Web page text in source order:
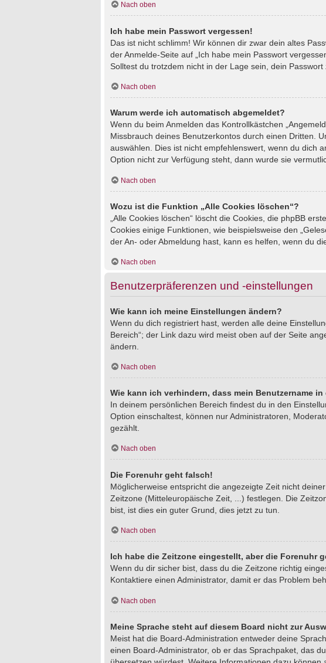
Nach oben
Ich habe mein Passwort vergessen!
Das ist nicht schlimm! Wir können dir zwar dein altes
der Anmelde-Seite auf „Ich habe mein Passwort
Solltest du trotzdem nicht in der Lage sein, dein
Nach oben
Warum werde ich automatisch abgemeldet?
Wenn du beim Anmelden das Kontrollkästchen
Missbrauch deines Benutzerkontos durch einen Dritten.
auswählen. Dies ist nicht empfehlenswert, wenn du dich
Option nicht zur Verfügung steht, dann wurde sie
Nach oben
Wozu ist die Funktion „Alle Cookies löschen“?
„Alle Cookies löschen“ löscht die Cookies, die phpBB
Cookies einige Funktionen, wie beispielsweise den
der An- oder Abmeldung hast, kann es helfen, wenn du
Nach oben
Benutzerpräferenzen und -einstellungen
Wie kann ich meine Einstellungen ändern?
Wenn du dich registriert hast, werden alle deine
Bereich“; der Link dazu wird meist oben auf der Seite
ändern.
Nach oben
Wie kann ich verhindern, dass mein Benutzername
In deinem persönlichen Bereich findest du in den
Option einschaltest, können nur Administratoren,
gezählt.
Nach oben
Die Forenuhr geht falsch!
Möglicherweise entspricht die angezeigte Zeit nicht
Zeitzone (Mitteleuropäische Zeit, ...) festlegen. Die
bist, ist dies ein guter Grund, dies jetzt zu tun.
Nach oben
Ich habe die Zeitzone eingestellt, aber die Forenuhr
Wenn du dir sicher bist, dass du die Zeitzone richtig
Kontaktiere einen Administrator, damit er das Problem
Nach oben
Meine Sprache steht auf diesem Board nicht zur
Meist hat die Board-Administration entweder deine
einen Board-Administrator, ob er das Sprachpaket, das